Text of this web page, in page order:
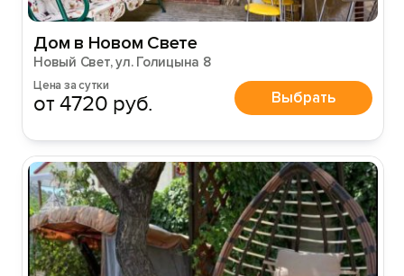
Дом в Новом Свете
Новый Свет, ул. Голицына 8
Цена за сутки
от 4720 руб. Выбрать